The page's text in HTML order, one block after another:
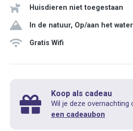
Huisdieren niet toegestaan
In de natuur, Op/aan het water
Gratis Wifi
Koop als cadeau
Wil je deze overnachting
een cadeaubon